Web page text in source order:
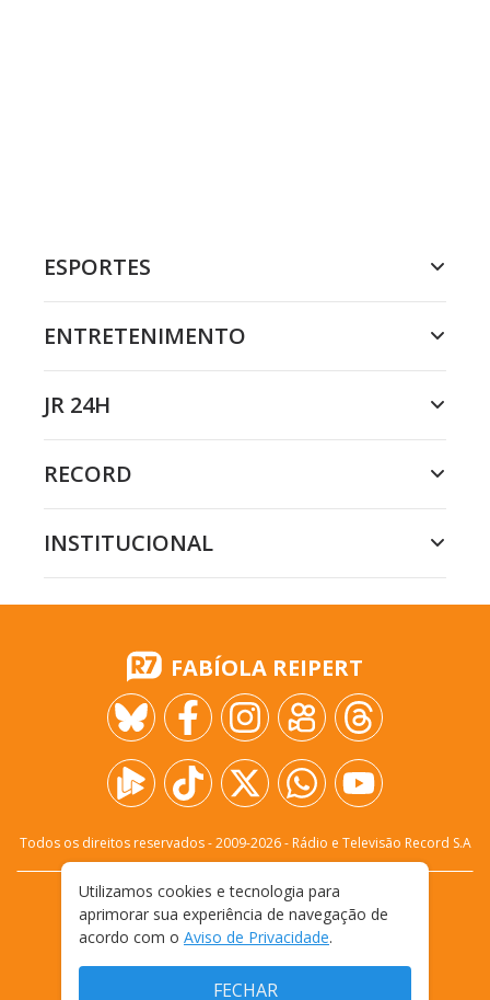
ESPORTES
ENTRETENIMENTO
JR 24H
RECORD
INSTITUCIONAL
FABÍOLA REIPERT
Todos os direitos reservados - 2009-2026- Rádio e Televisão Record S.A
FALE CONOSCO
PRIVACIDADE
TERMOS E CONDIÇÕES DE USO
Utilizamos cookies e tecnologia para
aprimorar sua experiência de navegação de
acordo com o Aviso de Privacidade.
FECHAR